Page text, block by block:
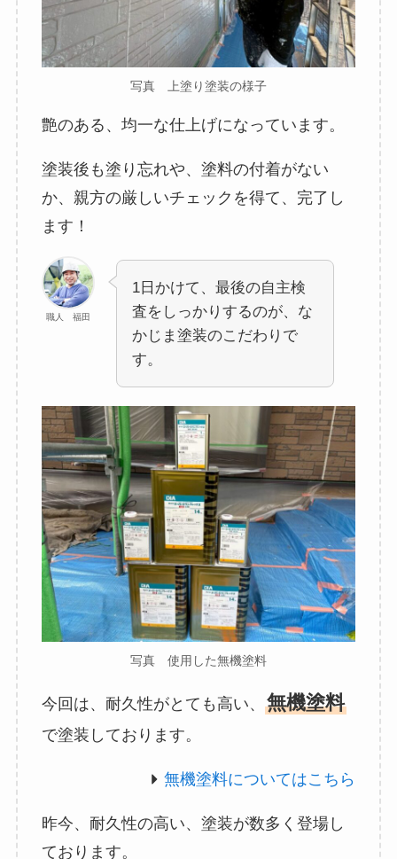
写真 上塗り塗装の様子
艶のある、均一な仕上げになっています。
塗装後も塗り忘れや、塗料の付着がない
か、親方の厳しいチェックを得て、完了し
ます！
職人 福田
1日かけて、最後の自主検
査をしっかりするのが、な
かじま塗装のこだわりで
す。
写真 使用した無機塗料
今回は、耐久性がとても高い、 無機塗料
で塗装しております。
無機塗料についてはこちら
昨今、耐久性の高い、塗装が数多く登場し
ております。